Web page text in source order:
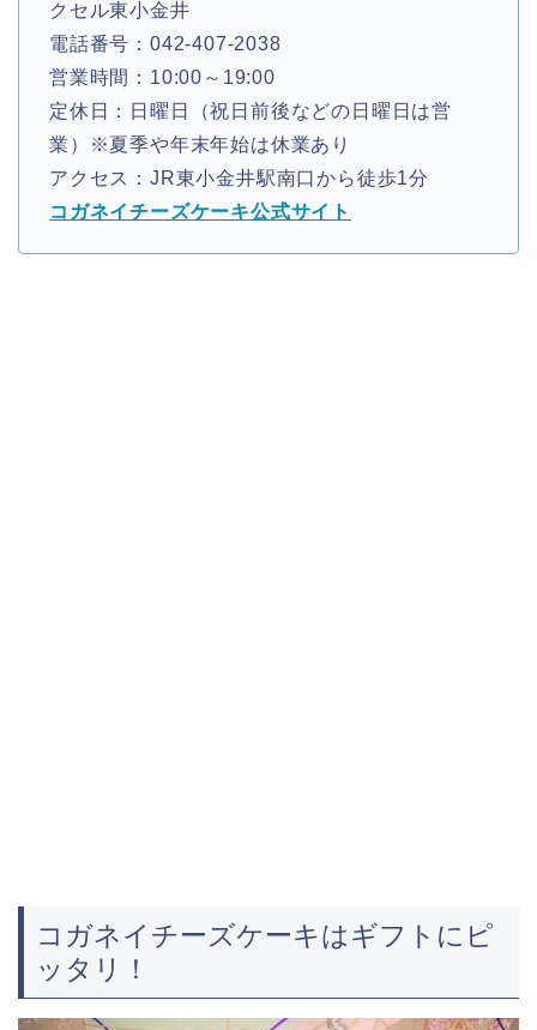
クセル東小金井
電話番号：042-407-2038
営業時間：10:00～19:00
定休日：日曜日（祝日前後などの日曜日は営
業）※夏季や年末年始は休業あり
アクセス：JR東小金井駅南口から徒歩1分
コガネイチーズケーキ公式サイト
コガネイチーズケーキはギフトにピ
ッタリ！